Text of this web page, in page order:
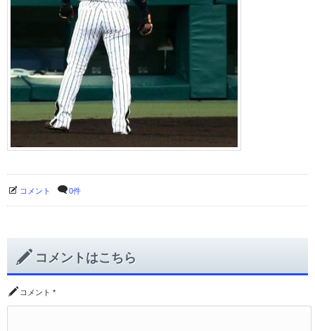
コメント 0件
コメントはこちら
コメント *